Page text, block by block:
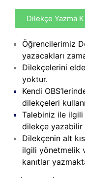
TOPLUMA KATKI
ETKINLIKLER
ÖDÜLLER
ECZACILIK FAKÜLTESI
İLETIŞIM
Dilekçe Yazma
Öğrencilerimiz
yazacakları
Dilekçelerini
yoktur.
Kendi
dilekçeleri
Talebiniz ile
dilekçe yazabilir
Dilekçenin alt
ilgili yönetmelik
kanıtlar